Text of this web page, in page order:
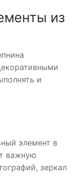
из
и
элемент в
важную
зеркал